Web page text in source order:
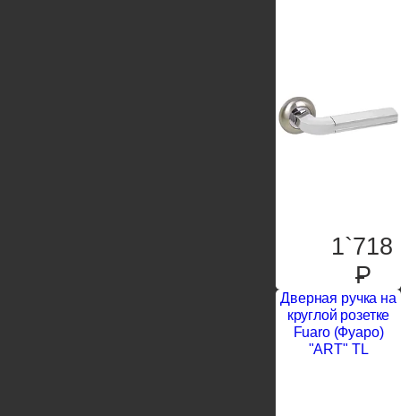
1`718
P
Дверная ручка на
круглой розетке
Fuaro (Фуаро)
"ART" TL